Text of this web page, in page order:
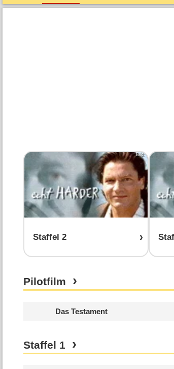
Bild:
Staffel 2
Pilotfilm
Das Testament
Staffel 1